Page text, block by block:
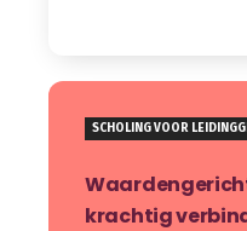
SCHOLING VOOR
krachtig